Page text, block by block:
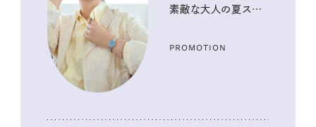
素敵な大人の夏スタイ
PROMOTION